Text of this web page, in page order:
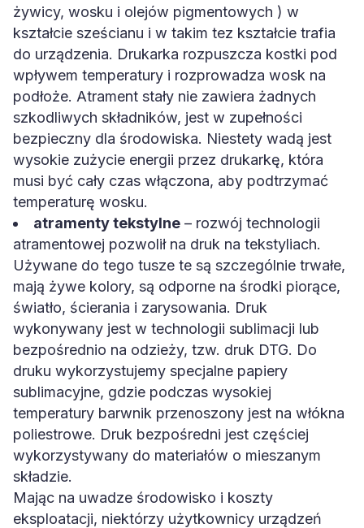
żywicy, wosku i olejów pigmentowych ) w
kształcie sześcianu i w takim tez kształcie trafia
do urządzenia. Drukarka rozpuszcza kostki pod
wpływem temperatury i rozprowadza wosk na
podłoże. Atrament stały nie zawiera żadnych
szkodliwych składników, jest w zupełności
bezpieczny dla środowiska. Niestety wadą jest
wysokie zużycie energii przez drukarkę, która
musi być cały czas włączona, aby podtrzymać
temperaturę wosku.
atramenty tekstylne – rozwój technologii
atramentowej pozwolił na druk na tekstyliach.
Używane do tego tusze te są szczególnie trwałe,
mają żywe kolory, są odporne na środki piorące,
światło, ścierania i zarysowania. Druk
wykonywany jest w technologii sublimacji lub
bezpośrednio na odzieży, tzw. druk DTG. Do
druku wykorzystujemy specjalne papiery
sublimacyjne, gdzie podczas wysokiej
temperatury barwnik przenoszony jest na włókna
poliestrowe. Druk bezpośredni jest częściej
wykorzystywany do materiałów o mieszanym
składzie.
Mając na uwadze środowisko i koszty
eksploatacji, niektórzy użytkownicy urządzeń